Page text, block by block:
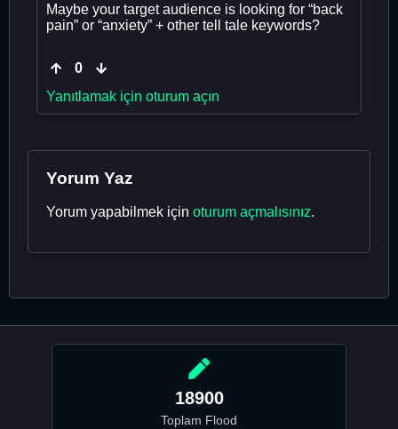
Maybe your target audience is looking for “back
pain” or “anxiety” + other tell tale keywords?
0
Yanıtlamak için oturum açın
Yorum Yaz
Yorum yapabilmek için oturum açmalısınız.
18900
Toplam Flood